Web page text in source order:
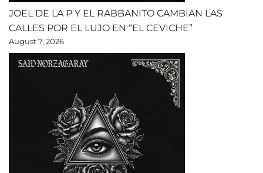
JOEL DE LA P Y EL RABBANITO CAMBIAN LAS
CALLES POR EL LUJO EN “EL CEVICHE”
August 7, 2026